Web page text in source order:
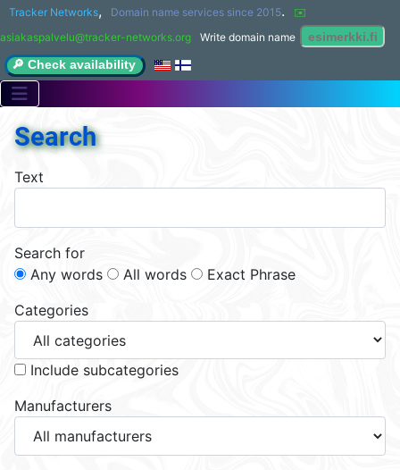
Tracker Networks, Domain name services since 2015.
✉️
asiakaspalvelu@tracker-networks.org
Write domain name
🔎 Check availability
Search
Text
Search for
Any words
All words
Exact Phrase
Categories
Include subcategories
Manufacturers